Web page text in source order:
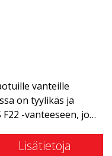
vanteille
on tyylikäs ja
-vanteeseen, joka
-perheeseen.
50 %:n
Lisätietoja